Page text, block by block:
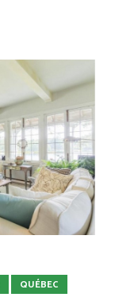
QUÉBEC